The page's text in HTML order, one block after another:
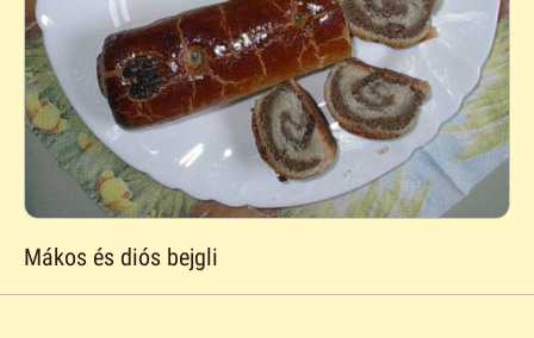
Mákos és diós bejgli